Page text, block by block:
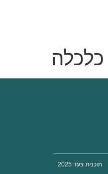
כלכלה
תוכנית צעד 2025